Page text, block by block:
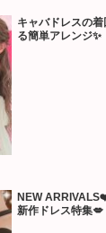
キャバドレスの
る簡単アレンジ✨
NEW
新作ドレス特集💋